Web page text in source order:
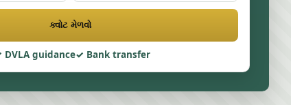
ક્વોટ મેળવો
DVLA guidance Bank transfer